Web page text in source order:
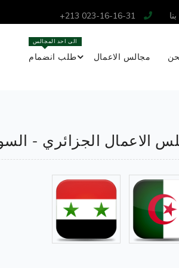
+213 023-16-16-31
مجالس الاعمال طلب انضمام
الى احد المجالس
الاعمال الجزائري -